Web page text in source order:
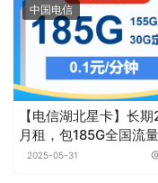
中国电信
【电信湖北星卡】长
月租，包185G全国流
月免月租，激活时选号
2025-05-31